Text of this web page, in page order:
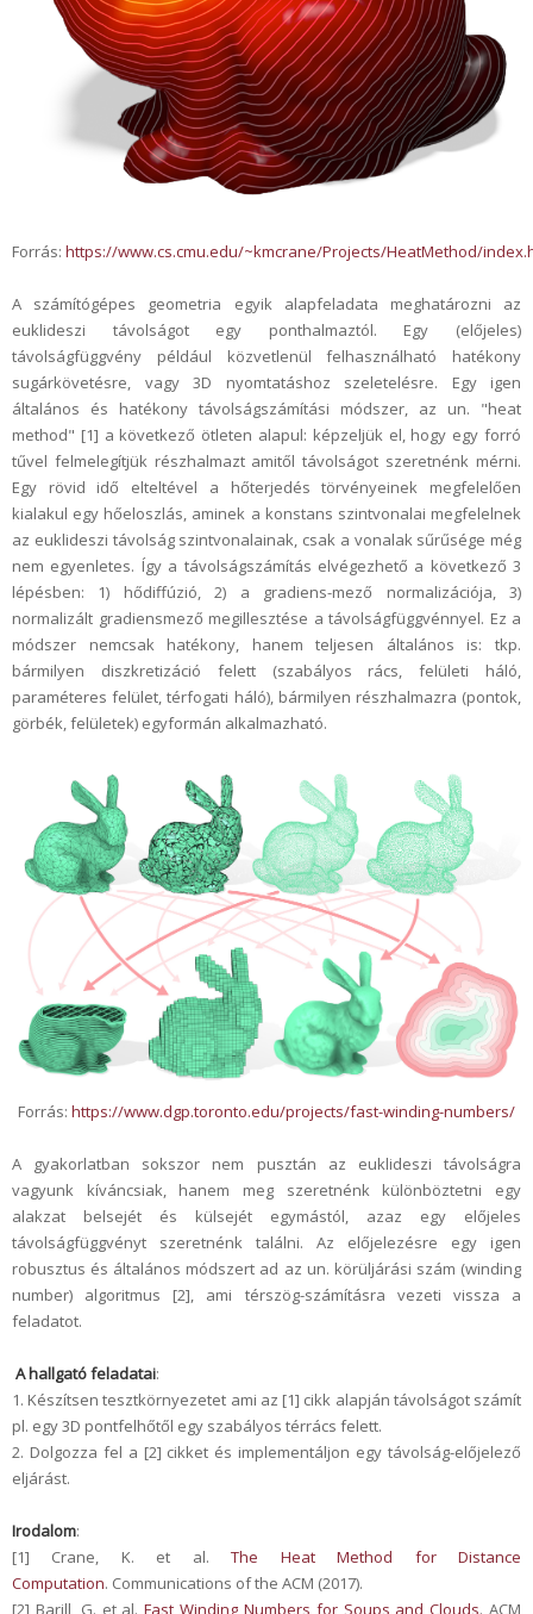
Forrás: https://www.cs.cmu.edu/~kmcrane/Projects/HeatMethod/
A számítógépes geometria egyik alapfeladata meghatározni az
euklideszi távolságot egy ponthalmaztól. Egy (előjeles)
távolságfüggvény például közvetlenül felhasználható hatékony
sugárkövetésre, vagy 3D nyomtatáshoz szeletelésre. Egy igen
általános és hatékony távolságszámítási módszer, az un. "heat
method" [1] a következő ötleten alapul: képzeljük el, hogy egy forró
tűvel felmelegítjük részhalmazt amitől távolságot szeretnénk mérni.
Egy rövid idő elteltével a hőterjedés törvényeinek megfelelően
kialakul egy hőeloszlás, aminek a konstans szintvonalai megfelelnek
az euklideszi távolság szintvonalainak, csak a vonalak sűrűsége még
nem egyenletes. Így a távolságszámítás elvégezhető a következő 3
lépésben: 1) hődiffúzió, 2) a gradiens-mező normalizációja, 3)
normalizált gradiensmező megillesztése a távolságfüggvénnyel. Ez a
módszer nemcsak hatékony, hanem teljesen általános is: tkp.
bármilyen diszkretizáció felett (szabályos rács, felületi háló,
paraméteres felület, térfogati háló), bármilyen részhalmazra (pontok,
görbék, felületek) egyformán alkalmazható.
Forrás: https://www.dgp.toronto.edu/projects/fast-winding-numbers/
A gyakorlatban sokszor nem pusztán az euklideszi távolságra
vagyunk kíváncsiak, hanem meg szeretnénk különböztetni egy
alakzat belsejét és külsejét egymástól, azaz egy előjeles
távolságfüggvényt szeretnénk találni. Az előjelezésre egy igen
robusztus és általános módszert ad az un. körüljárási szám (winding
number) algoritmus [2], ami térszög-számításra vezeti vissza a
feladatot.
A hallgató feladatai:
1. Készítsen tesztkörnyezetet ami az [1] cikk alapján távolságot számít
pl. egy 3D pontfelhőtől egy szabályos térrács felett.
2. Dolgozza fel a [2] cikket és implementáljon egy távolság-előjelező
eljárást.
Irodalom:
[1] Crane, K. et al.The Heat Method for Distance
Computation. Communications of the ACM (2017).
[2] Barill, G. et al.Fast Winding Numbers for Soups and Clouds. ACM